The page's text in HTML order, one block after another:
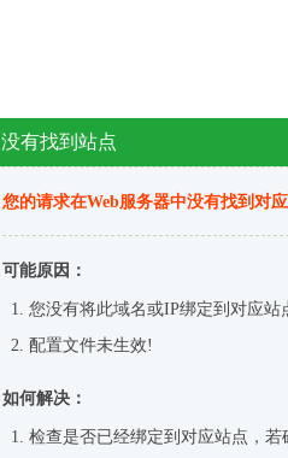
没有找到站点
您的请求在Web服务器中没有找到对
可能原因：
您没有将此域名或IP绑定到对应站
配置文件未生效!
如何解决：
检查是否已经绑定到对应站点，